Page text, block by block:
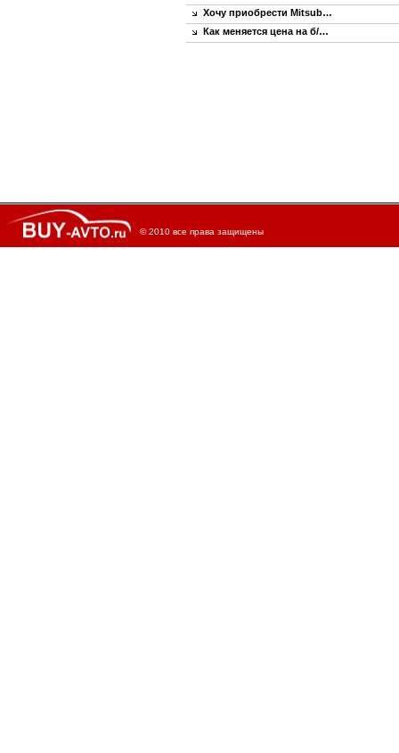
Хочу приобрести Mitsub…
Как меняется цена на б/…
© 2010 все права защищены